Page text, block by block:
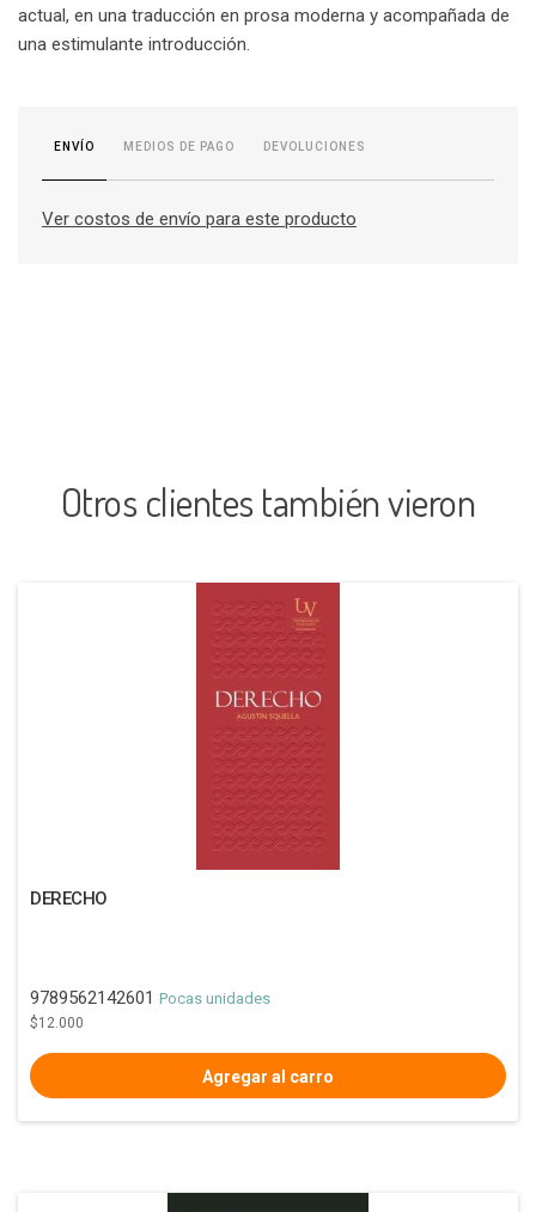
actual, en una traducción en prosa moderna y acompañada de
una estimulante introducción.
ENVÍO MEDIOS DE PAGO DEVOLUCIONES
Ver costos de envío para este producto
Otros clientes también vieron
DERECHO
9789562142601 Pocas unidades
$12.000